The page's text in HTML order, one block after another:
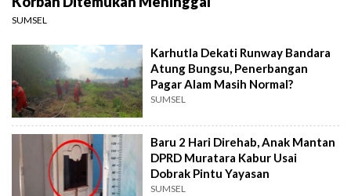
SUMSEL
Karhutla Dekati Runway Bandara
Atung Bungsu, Penerbangan
Pagar Alam Masih Normal?
SUMSEL
Baru 2 Hari Direhab, Anak Mantan
DPRD Muratara Kabur Usai
Dobrak Pintu Yayasan
SUMSEL